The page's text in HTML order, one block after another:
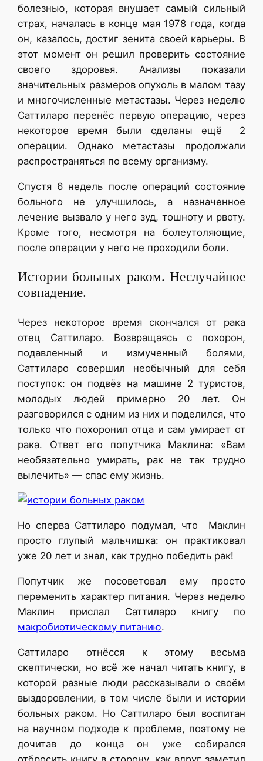
болезнью, которая внушает самый сильный
страх, началась в конце мая 1978 года, когда
он, казалось, достиг зенита своей карьеры. В
этот момент он решил проверить состояние
своего здоровья. Анализы показали
значительных размеров опухоль в малом тазу
и многочисленные метастазы. Через неделю
Саттиларо перенёс первую операцию, через
некоторое время были сделаны ещё 2
операции. Однако метастазы продолжали
распространяться по всему организму.
Спустя 6 недель после операций состояние
больного не улучшилось, а назначенное
лечение вызвало у него зуд, тошноту и рвоту.
Кроме того, несмотря на болеутоляющие,
после операции у него не проходили боли.
Истории больных раком. Неслучайное
совпадение.
Через некоторое время скончался от рака
отец Саттиларо. Возвращаясь с похорон,
подавленный и измученный болями,
Саттиларо совершил необычный для себя
поступок: он подвёз на машине 2 туристов,
молодых людей примерно 20 лет. Он
разговорился с одним из них и поделился, что
только что похоронил отца и сам умирает от
рака. Ответ его попутчика Маклина: «Вам
необязательно умирать, рак не так трудно
вылечить» — спас ему жизнь.
Но сперва Саттиларо подумал, что Маклин
просто глупый мальчишка: он практиковал
уже 20 лет и знал, как трудно победить рак!
Попутчик же посоветовал ему просто
переменить характер питания. Через неделю
Маклин прислал Саттиларо книгу по
макробиотическому питанию.
Саттиларо отнёсся к этому весьма
скептически, но всё же начал читать книгу, в
которой разные люди рассказывали о своём
выздоровлении, в том числе были и истории
больных раком. Но Саттиларо был воспитан
на научном подходе к проблеме, поэтому не
дочитав до конца он уже собирался